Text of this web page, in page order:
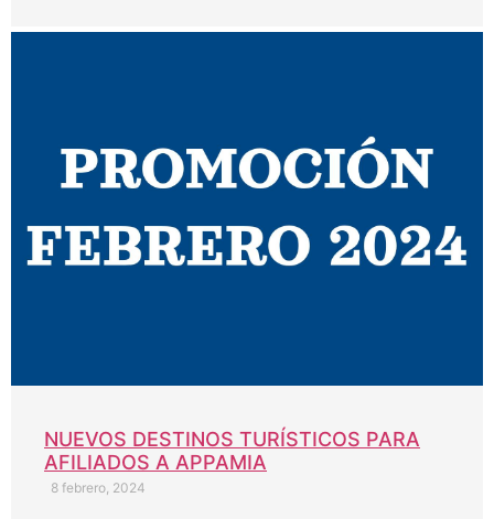
NUEVOS DESTINOS TURÍSTICOS PARA
AFILIADOS A APPAMIA
8 febrero, 2024